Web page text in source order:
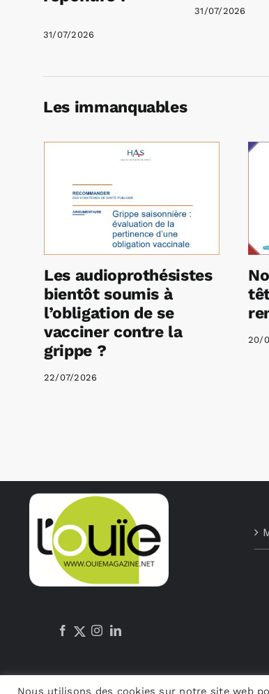
31/07/2026
31/07/2026
Les immanquables
Les audioprothésistes
bientôt soumis à
l’obligation de se
vacciner contre la
grippe ?
22/07/2026
20/
Nous utilisons des cookies sur notre site web